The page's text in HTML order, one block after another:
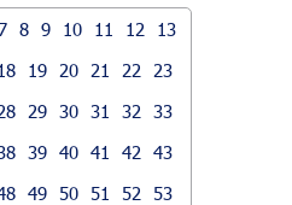
8 9 10 11 12
13
19 20 21 22
23
29 30 31 32
33
39 40 41 42
43
49 50 51 52
53